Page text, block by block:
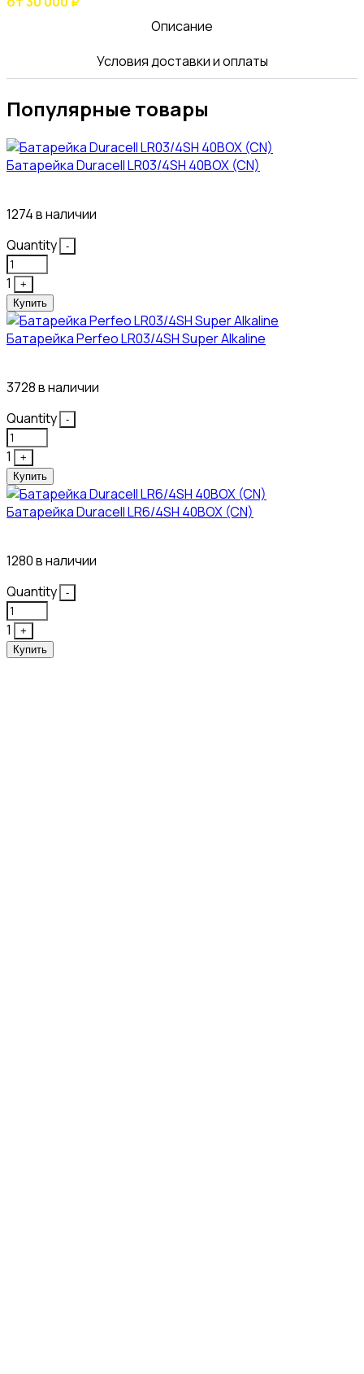
Описание
Условия доставки и оплаты
Популярные товары
Батарейка Duracell LR03/4SH 40BOX (CN)
1274 в наличии
Quantity
-
1
+
Купить
Батарейка Perfeo LR03/4SH Super Alkaline
3728 в наличии
Quantity
-
1
+
Купить
Батарейка Duracell LR6/4SH 40BOX (CN)
1280 в наличии
Quantity
-
1
+
Купить